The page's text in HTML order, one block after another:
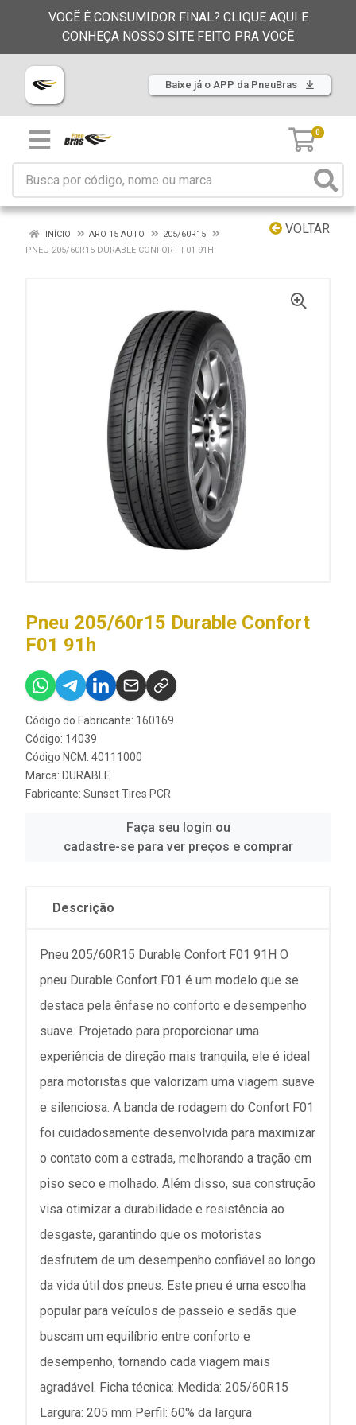
VOCÊ É CONSUMIDOR FINAL? CLIQUE AQUI E
CONHEÇA NOSSO SITE FEITO PRA VOCÊ
Baixe já o APP da PneuBras
0
VOLTAR
INÍCIO ARO 15 AUTO
205/60R15
PNEU 205/60R15 DURABLE CONFORT F01 91H
Pneu 205/60r15 Durable Confort
F01 91h
Código do Fabricante: 160169
Código: 14039
Código NCM: 40111000
Marca: DURABLE
Fabricante: Sunset Tires PCR
Faça seu login ou
cadastre-se para ver preços e comprar
Descrição
Pneu 205/60R15 Durable Confort F01 91H O
pneu Durable Confort F01 é um modelo que se
destaca pela ênfase no conforto e desempenho
suave. Projetado para proporcionar uma
experiência de direção mais tranquila, ele é ideal
para motoristas que valorizam uma viagem suave
e silenciosa. A banda de rodagem do Confort F01
foi cuidadosamente desenvolvida para maximizar
o contato com a estrada, melhorando a tração em
piso seco e molhado. Além disso, sua construção
visa otimizar a durabilidade e resistência ao
desgaste, garantindo que os motoristas
desfrutem de um desempenho confiável ao longo
da vida útil dos pneus. Este pneu é uma escolha
popular para veículos de passeio e sedãs que
buscam um equilíbrio entre conforto e
desempenho, tornando cada viagem mais
agradável. Ficha técnica: Medida: 205/60R15
Largura: 205 mm Perfil: 60% da largura